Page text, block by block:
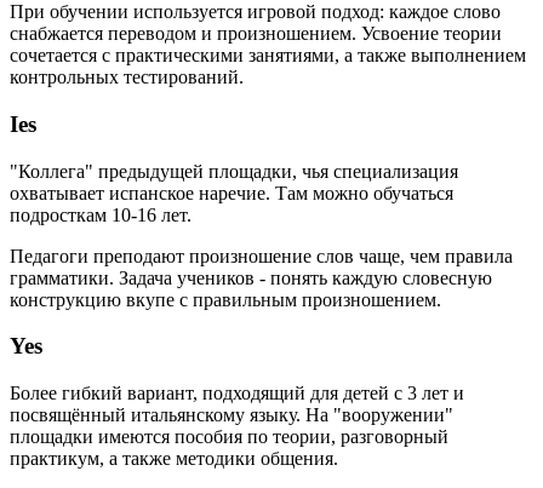
При обучении используется игровой подход: каждое слово
снабжается переводом и произношением. Усвоение теории
сочетается с практическими занятиями, а также выполнением
контрольных тестирований.
Ies
"Коллега" предыдущей площадки, чья специализация
охватывает испанское наречие. Там можно обучаться
подросткам 10-16 лет.
Педагоги преподают произношение слов чаще, чем правила
грамматики. Задача учеников - понять каждую словесную
конструкцию вкупе с правильным произношением.
Yes
Более гибкий вариант, подходящий для детей с 3 лет и
посвящённый итальянскому языку. На "вооружении"
площадки имеются пособия по теории, разговорный
практикум, а также методики общения.